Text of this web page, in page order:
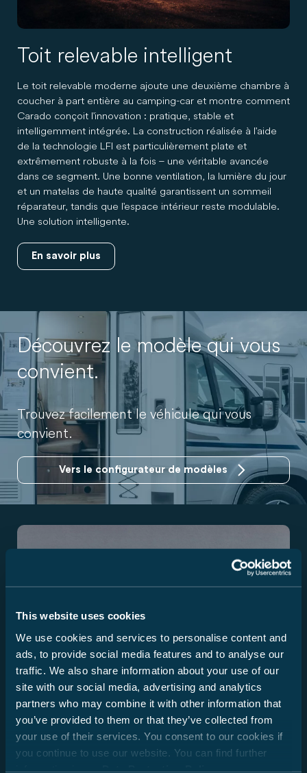
This website uses cookies
We use cookies and services to personalise content and
ads, to provide social media features and to analyse our
traffic. We also share information about your use of our
site with our social media, advertising and analytics
partners who may combine it with other information that
you’ve provided to them or that they’ve collected from
your use of their services. You consent to our cookies if
you continue to use our website. You can find further
Toit relevable intelligent
Le toit relevable moderne ajoute une deuxième chambre à
coucher à part entière au camping-car et montre comment
Carado conçoit l'innovation : pratique, stable et
intelligemment intégrée. La construction réalisée à l'aide
de la technologie LFI est particulièrement plate et
extrêmement robuste à la fois – une véritable avancée
dans ce segment. Une bonne ventilation, la lumière du jour
et un matelas de haute qualité garantissent un sommeil
réparateur, tandis que l'espace intérieur reste modulable.
Une solution intelligente.
En savoir plus
Découvrez le modèle qui vous
convient.
Trouvez facilement le véhicule qui vous
convient.
Vers le configurateur de modèles
Équipe de développement
Le département de développement de Carado donne